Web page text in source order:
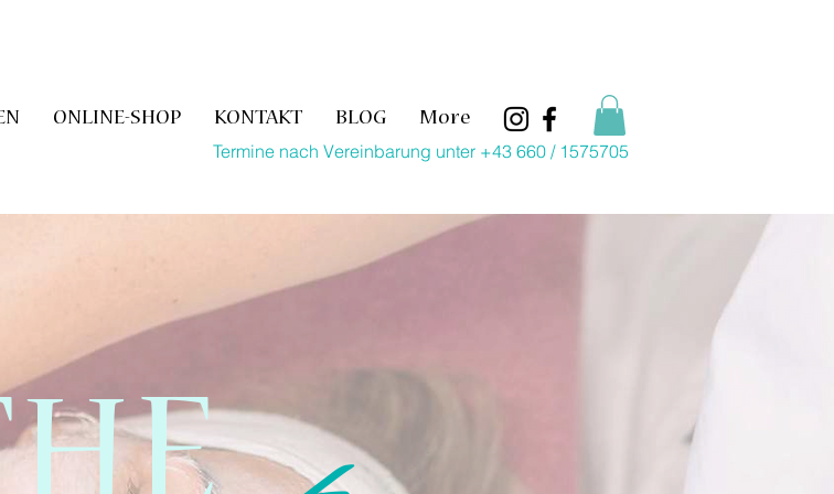
ONLINE-SHOP KONTAKT BLOG
More
Termine nach Vereinbarung unter +43 660 / 1575705